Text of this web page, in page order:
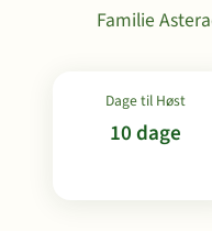
Familie
Dage til Høst
10 dage